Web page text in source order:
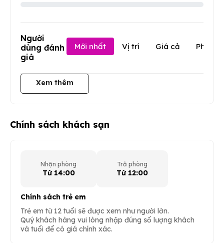
Người
dùng đánh
giá
Mới nhất Vị trí Giá cả Phục
Xem thêm
Chính sách khách sạn
Nhận phòng
Từ 14:00
Trả phòng
Từ 12:00
Chính sách trẻ em
Trẻ em từ 12 tuổi sẽ được xem như người lớn.
Quý khách hàng vui lòng nhập đúng số lượng khách
và tuổi để có giá chính xác.